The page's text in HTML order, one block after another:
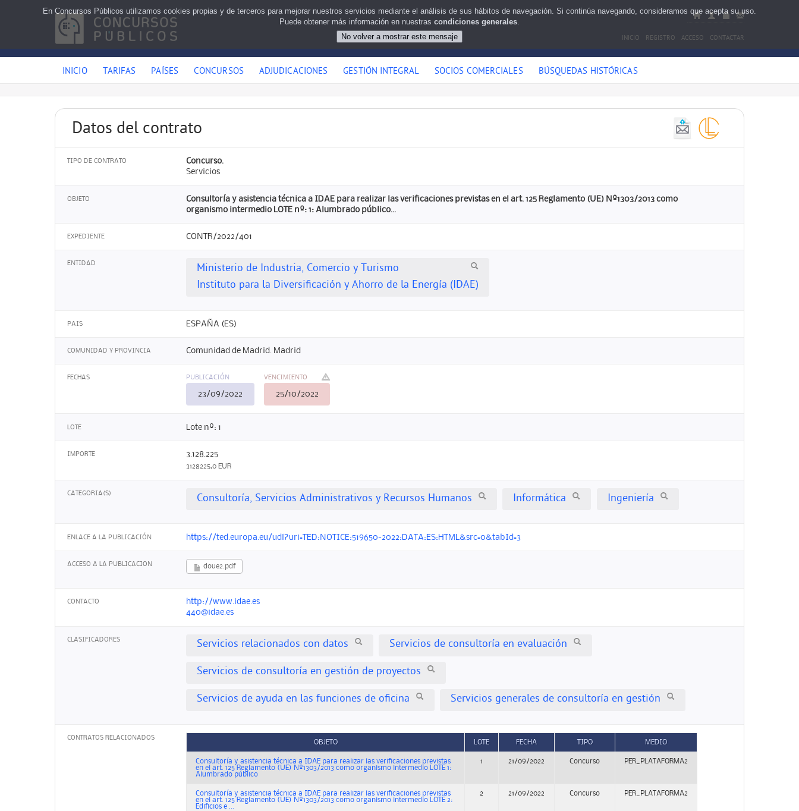
INICIO REGISTRO ACCESO CONTACTAR
INICIO TARIFAS PAÍSES CONCURSOS ADJUDICACIONES GESTIÓN INTEGRAL SOCIOS COMERCIALES BÚSQUEDAS HISTÓRICAS
Datos del contrato
TIPO DE CONTRATO
Concurso.
Servicios
OBJETO
Consultoría y asistencia técnica a IDAE para realizar las verificaciones previstas en el art. 125 Reglamento (UE) Nº1303/2013 como
organismo intermedio LOTE nº: 1: Alumbrado público...
EXPEDIENTE CONTR/2022/401
ENTIDAD
Ministerio de Industria, Comercio y Turismo
Instituto para la Diversificación y Ahorro de la Energía (IDAE)
PAIS ESPAÑA (ES)
COMUNIDAD Y PROVINCIA Comunidad de Madrid. Madrid
FECHAS PUBLICACIÓN
23/09/2022
VENCIMIENTO
25/10/2022
LOTE Lote nº: 1
IMPORTE 3.128.225
3128225,0 EUR
CATEGORIA(S) Consultoría, Servicios Administrativos y Recursos Humanos Informática Ingeniería
ENLACE A LA PUBLICACIÓN https://ted.europa.eu/udl?uri=TED:NOTICE:519650-2022:DATA:ES:HTML&src=0&tabId=3
ACCESO A LA PUBLICACION doue2.pdf
CONTACTO
http://www.idae.es
440@idae.es
CLASIFICADORES Servicios relacionados con datos Servicios de consultoría en evaluación
Servicios de consultoría en gestión de proyectos
Servicios de ayuda en las funciones de oficina Servicios generales de consultoría en gestión
CONTRATOS RELACIONADOS
OBJETO LOTE FECHA TIPO MEDIO
Consultoría y asistencia técnica a IDAE para realizar las verificaciones previstas
en el art. 125 Reglamento (UE) Nº1303/2013 como organismo intermedio LOTE 1:
Alumbrado público
1 21/09/2022 Concurso PER_PLATAFORMA2
Consultoría y asistencia técnica a IDAE para realizar las verificaciones previstas
en el art. 125 Reglamento (UE) Nº1303/2013 como organismo intermedio LOTE 2:
Edificios e ...
2 21/09/2022 Concurso PER_PLATAFORMA2
En Concursos Públicos utilizamos cookies propias y de terceros para mejorar nuestros servicios mediante el análisis de sus hábitos de navegación. Si continúa navegando, consideramos que acepta su uso.
Puede obtener más información en nuestras condiciones generales.